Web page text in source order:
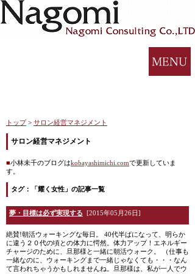
トップ > サロン経営マネジメント
サロン経営マネジメント
■小林未千のブログはkobayashimichi.comで更新していま
す。
タグ：「耀く女性」の記事一覧
夢・目標は必ず実現する [2015年05月26日]
絶賛!朝活ウォーキングな毎日。 40代半ばになって、明らか
に違う２０代の頃との体力に愕然。体力アップ！エネルギー
チャージのために、旦那様と一緒に朝活ウォーク。 （仕事も
一緒なのに、ウォーキングまで一緒じゃなくても・・・なん
て言われちゃうかもしれませんね。旦那様は、私が一人でウ